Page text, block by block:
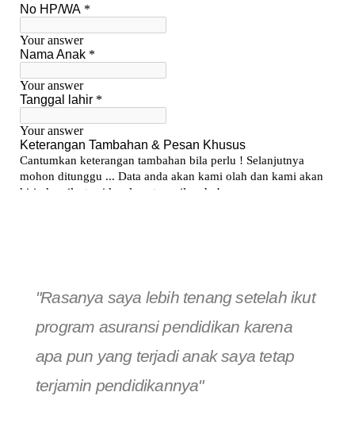
"Rasanya saya lebih tenang setelah ikut
program asuransi pendidikan karena
apa pun yang terjadi anak saya tetap
terjamin pendidikannya"